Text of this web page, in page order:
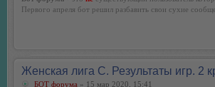
Первого апреля бот решил разбавить свои сухие
Женская лига С. Результаты игр. 2
БОТ форума » 15 мар 2020, 15:41